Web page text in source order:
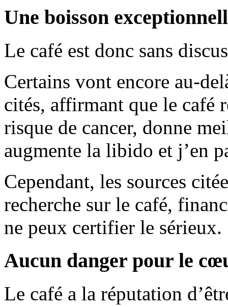
Une boisson
Le café est donc sans
Certains vont encore au-
cités, affirmant que le café
risque de cancer, donne
augmente la libido et j’en
Cependant, les sources
recherche sur le café,
ne peux certifier le sérieux.
Aucun danger pour le
Le café a la réputation